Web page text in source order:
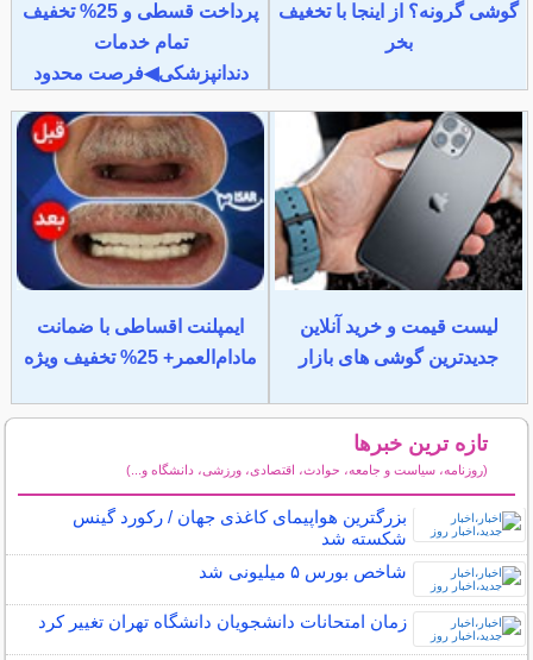
گوشی گرونه؟ از اینجا با تخغیف
بخر
پرداخت قسطی و 25% تخفیف
تمام خدمات
دندانپزشکی◀فرصت محدود
لیست قیمت و خرید آنلاین
جدیدترین گوشی های بازار
ایمپلنت اقساطی با ضمانت
مادام‌العمر+ 25% تخفیف ویژه
تازه ترین خبرها
(روزنامه، سیاست و جامعه، حوادث، اقتصادی، ورزشی، دانشگاه و...)
بزرگترین هواپیمای کاغذی جهان / رکورد گینس
شکسته شد
شاخص بورس ۵ میلیونی شد
زمان امتحانات دانشجویان دانشگاه تهران تغییر کرد